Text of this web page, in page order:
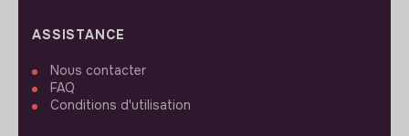
ASSISTANCE
Nous contacter
FAQ
Conditions d'utilisation